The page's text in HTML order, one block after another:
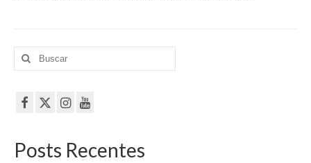
Buscar
por:
Posts Recentes